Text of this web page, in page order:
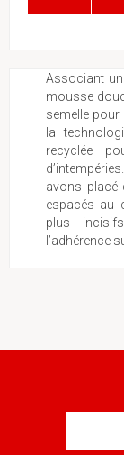
Associant
mousse
semelle
la
recyclée
avons placé
espacés au
plus
l’adhérence